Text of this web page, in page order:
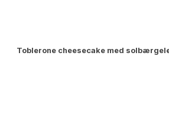
Toblerone cheesecake med